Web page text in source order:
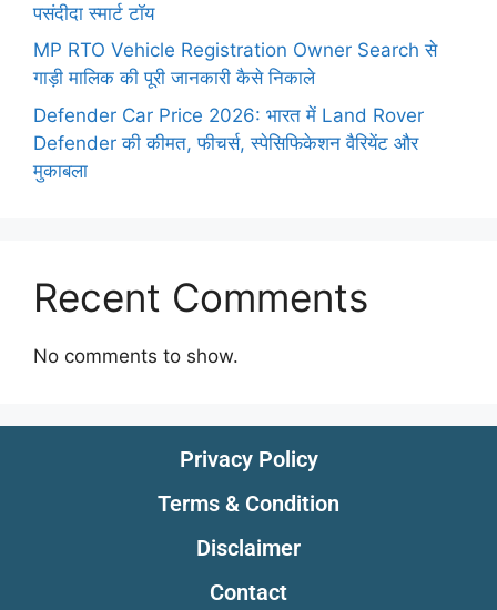
पसंदीदा स्मार्ट टॉय
MP RTO Vehicle Registration Owner Search से
गाड़ी मालिक की पूरी जानकारी कैसे निकाले
Defender Car Price 2026: भारत में Land Rover
Defender की कीमत, फीचर्स, स्पेसिफिकेशन वैरियेंट और
मुकाबला
Recent Comments
No comments to show.
Privacy Policy
Terms & Condition
Disclaimer
Contact